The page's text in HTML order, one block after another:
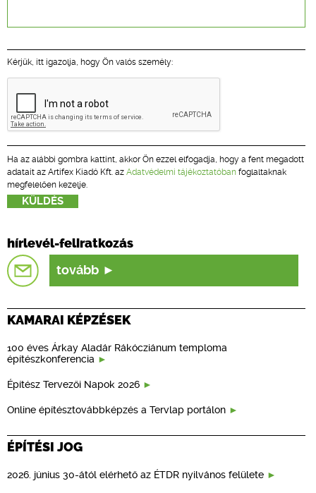
Kérjük, itt igazolja, hogy Ön valós személy:
Ha az alábbi gombra kattint, akkor Ön ezzel elfogadja, hogy a fent megadott
adatait az Artifex Kiadó Kft. az Adatvédelmi tájékoztatóban foglaltaknak
megfelelően kezelje.
hírlevél-feliratkozás
tovább
KAMARAI KÉPZÉSEK
100 éves Árkay Aladár Rákócziánum temploma
építészkonferencia
Építész Tervezői Napok 2026
Online építésztovábbképzés a Tervlap portálon
ÉPÍTÉSI JOG
2026. június 30-ától elérhető az ÉTDR nyilvános felülete